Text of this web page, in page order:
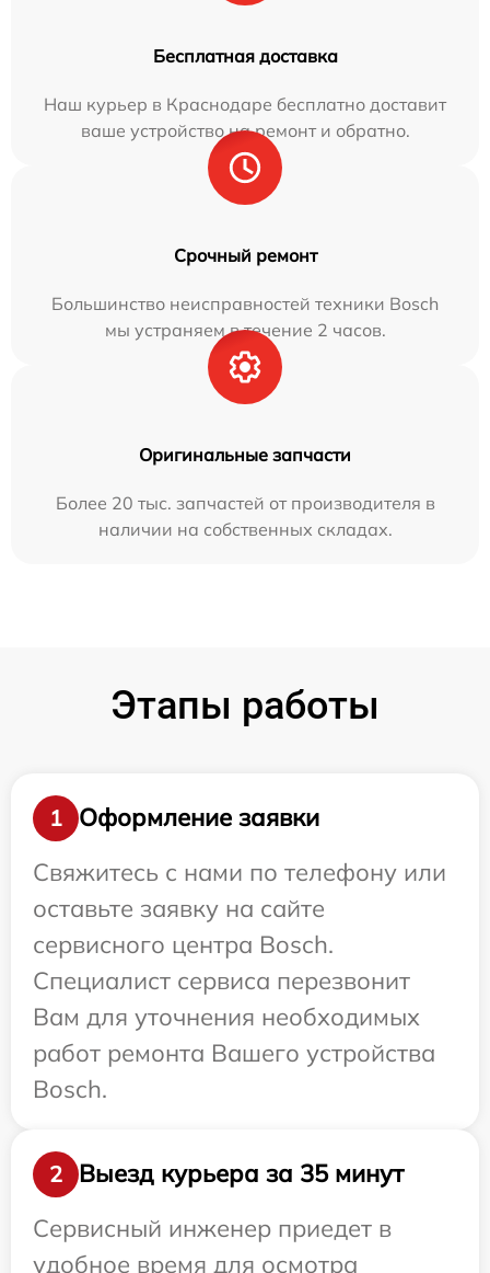
Бесплатная доставка
Наш курьер в Краснодаре бесплатно доставит
ваше устройство на ремонт и обратно.
Срочный ремонт
Большинство неисправностей техники Bosch
мы устраняем в течение 2 часов.
Оригинальные запчасти
Более 20 тыс. запчастей от производителя в
наличии на собственных складах.
Этапы работы
1
Оформление заявки
Свяжитесь с нами по телефону или
оставьте заявку на сайте
сервисного центра Bosch.
Специалист сервиса перезвонит
Вам для уточнения необходимых
работ ремонта Вашего устройства
Bosch.
2
Выезд курьера за 35 минут
Сервисный инженер приедет в
удобное время для осмотра